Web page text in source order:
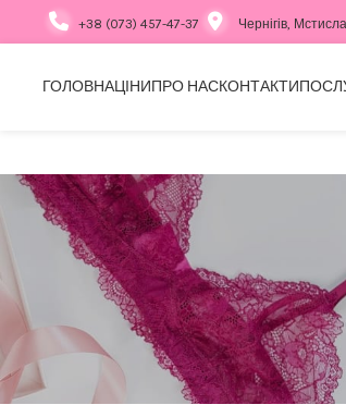
+38 (073) 457-47-37 Чернігів,
ГОЛОВНАЦІНИПРО НАСКОНТАКТИ